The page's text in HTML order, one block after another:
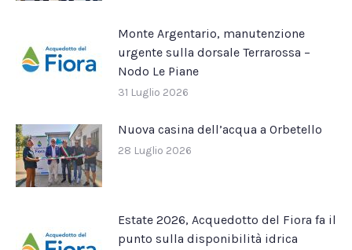
Monte Argentario, manutenzione
urgente sulla dorsale Terrarossa –
Nodo Le Piane
31 Luglio 2026
Nuova casina dell’acqua a Orbetello
28 Luglio 2026
Estate 2026, Acquedotto del Fiora fa il
punto sulla disponibilità idrica